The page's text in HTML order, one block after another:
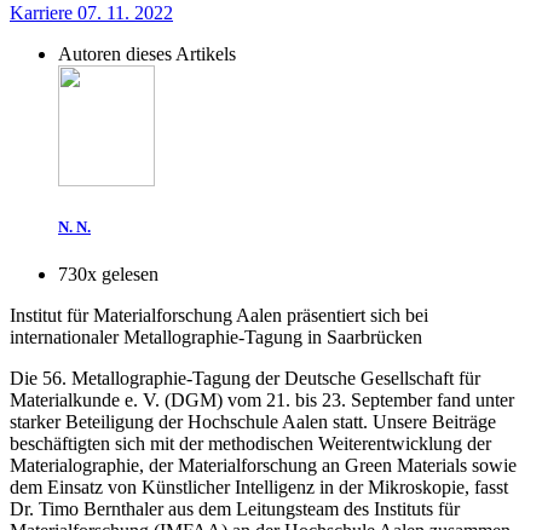
Karriere 07. 11. 2022
Autoren dieses Artikels
N. N.
730x gelesen
Institut für Materialforschung Aalen präsentiert sich bei
internationaler Metallographie-Tagung in Saarbrücken
Die 56. Metallographie-Tagung der Deutsche Gesellschaft für
Materialkunde e. V. (DGM) vom 21. bis 23. September fand unter
starker Beteiligung der Hochschule Aalen statt. ­ Unsere Beiträge
beschäftigten sich mit der methodischen Weiterentwicklung der
Materialographie, der Materialforschung an Green Materials sowie
dem Einsatz von Künstlicher Intelligenz in der Mikroskopie, fasst
Dr. Timo Bernthaler aus dem Leitungsteam des Insti­tuts für